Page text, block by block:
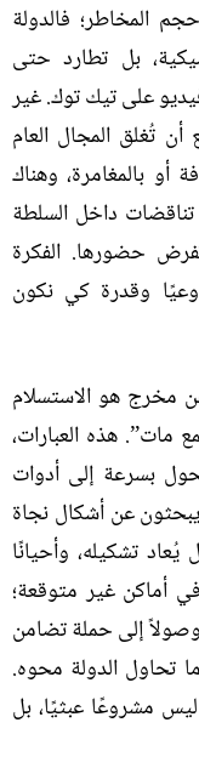
المخاطر؛ فالدولة
بل تطارد حتى
على تيك توك.غير
تُغلق المجال العام
بالمغامرة، وهناك
داخل السلطة
حضورها. الفكرة
وقدرة كي نكون
مخرج هو الاستسلام
مات”. هذه العبارات،
بسرعة إلى أدوات
عن أشكال نجاة
تشكيله، وأحيانًا
أماكن غير متوقعة؛
إلى حملة تضامن
تحاول الدولة محوه.
مشروعًا عبثيًا، بل